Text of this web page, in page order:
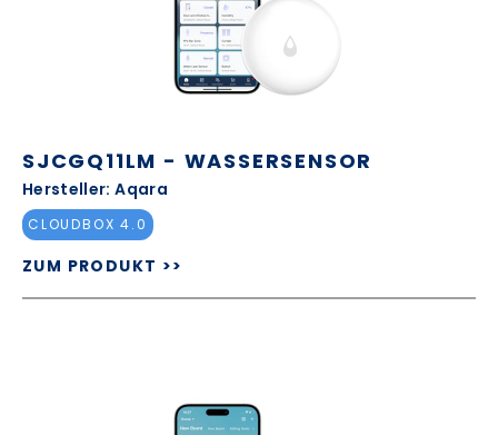
SJCGQ11LM - WASSERSENSOR
Hersteller: Aqara
CLOUDBOX 4.0
ZUM PRODUKT >>